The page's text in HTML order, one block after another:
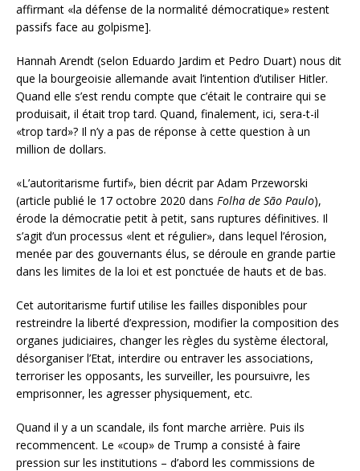
affirmant «la défense de la normalité démocratique» restent
passifs face au golpisme].
Hannah Arendt (selon Eduardo Jardim et Pedro Duart) nous dit
que la bourgeoisie allemande avait l’intention d’utiliser Hitler.
Quand elle s’est rendu compte que c’était le contraire qui se
produisait, il était trop tard. Quand, finalement, ici, sera-t-il
«trop tard»? Il n’y a pas de réponse à cette question à un
million de dollars.
«L’autoritarisme furtif», bien décrit par Adam Przeworski
(article publié le 17 octobre 2020 dans Folha de São Paulo),
érode la démocratie petit à petit, sans ruptures définitives. Il
s’agit d’un processus «lent et régulier», dans lequel l’érosion,
menée par des gouvernants élus, se déroule en grande partie
dans les limites de la loi et est ponctuée de hauts et de bas.
Cet autoritarisme furtif utilise les failles disponibles pour
restreindre la liberté d’expression, modifier la composition des
organes judiciaires, changer les règles du système électoral,
désorganiser l’Etat, interdire ou entraver les associations,
terroriser les opposants, les surveiller, les poursuivre, les
emprisonner, les agresser physiquement, etc.
Quand il y a un scandale, ils font marche arrière. Puis ils
recommencent. Le «coup» de Trump a consisté à faire
pression sur les institutions – d’abord les commissions de